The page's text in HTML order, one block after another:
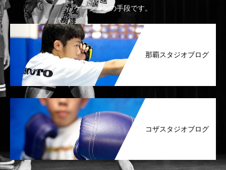
ケーションの手段です。
那覇スタジオブログ
コザスタジオブログ